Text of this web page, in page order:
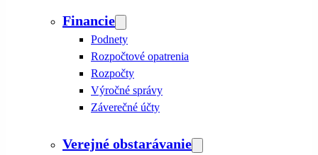
Financie
Podnety
Rozpočtové opatrenia
Rozpočty
Výročné správy
Záverečné účty
Verejné obstarávanie